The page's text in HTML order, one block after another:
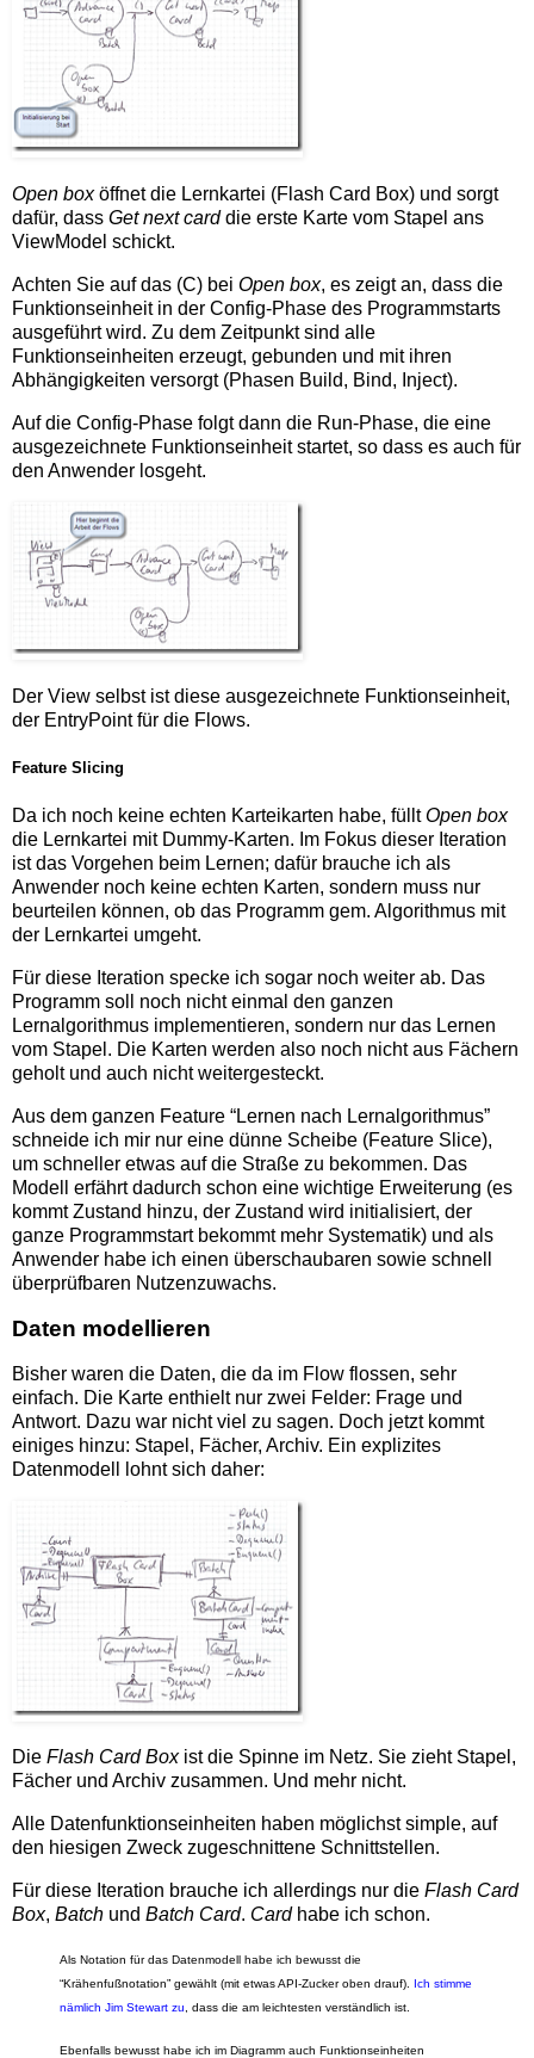
Open boxöffnet die Lernkartei (Flash Card Box) und sorgt
dafür, dass Get next carddie erste Karte vom Stapel ans
ViewModel schickt.
Achten Sie auf das (C) bei Open box, es zeigt an, dass die
Funktionseinheit in der Config-Phase des Programmstarts
ausgeführt wird. Zu dem Zeitpunkt sind alle
Funktionseinheiten erzeugt, gebunden und mit ihren
Abhängigkeiten versorgt (Phasen Build, Bind, Inject).
Auf die Config-Phase folgt dann die Run-Phase, die eine
ausgezeichnete Funktionseinheit startet, so dass es auch für
den Anwender losgeht.
Der View selbst ist diese ausgezeichnete Funktionseinheit,
der EntryPoint für die Flows.
Feature Slicing
Da ich noch keine echten Karteikarten habe, fülltOpen box
die Lernkartei mit Dummy-Karten. Im Fokus dieser Iteration
ist das Vorgehen beim Lernen; dafür brauche ich als
Anwender noch keine echten Karten, sondern muss nur
beurteilen können, ob das Programm gem. Algorithmus mit
der Lernkartei umgeht.
Für diese Iteration specke ich sogar noch weiter ab. Das
Programm soll noch nicht einmal den ganzen
Lernalgorithmus implementieren, sondern nur das Lernen
vom Stapel. Die Karten werden also noch nicht aus Fächern
geholt und auch nicht weitergesteckt.
Aus dem ganzen Feature “Lernen nach Lernalgorithmus”
schneide ich mir nur eine dünne Scheibe (Feature Slice),
um schneller etwas auf die Straße zu bekommen. Das
Modell erfährt dadurch schon eine wichtige Erweiterung (es
kommt Zustand hinzu, der Zustand wird initialisiert, der
ganze Programmstart bekommt mehr Systematik) und als
Anwender habe ich einen überschaubaren sowie schnell
überprüfbaren Nutzenzuwachs.
Daten modellieren
Bisher waren die Daten, die da im Flow flossen, sehr
einfach. Die Karte enthielt nur zwei Felder: Frage und
Antwort. Dazu war nicht viel zu sagen. Doch jetzt kommt
einiges hinzu: Stapel, Fächer, Archiv. Ein explizites
Datenmodell lohnt sich daher:
Die Flash Card Boxist die Spinne im Netz. Sie zieht Stapel,
Fächer und Archiv zusammen. Und mehr nicht.
Alle Datenfunktionseinheiten haben möglichst simple, auf
den hiesigen Zweck zugeschnittene Schnittstellen.
Für diese Iteration brauche ich allerdings nur die Flash Card
Box, Batch und Batch Card. Cardhabe ich schon.
Als Notation für das Datenmodell habe ich bewusst die
“Krähenfußnotation” gewählt (mit etwas API-Zucker oben drauf). Ich stimme
nämlich Jim Stewart zu , dass die am leichtesten verständlich ist.
Ebenfalls bewusst habe ich im Diagramm auch Funktionseinheiten